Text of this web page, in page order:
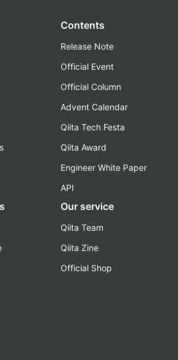
Contents
Release Note
Official Event
Official Column
Advent Calendar
Qiita Tech Festa
Qiita Award
Engineer White Paper
API
Our service
Qiita Team
Qiita Zine
Official Shop